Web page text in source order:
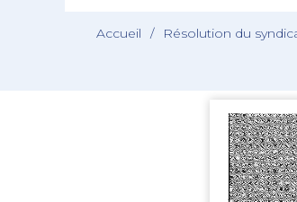
Accueil / Résolution du